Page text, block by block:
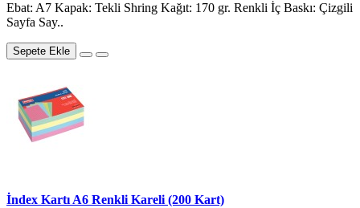
Ebat: A7 Kapak: Tekli Shring Kağıt: 170 gr. Renkli İç Baskı: Çizgili
Sayfa Say..
Sepete Ekle
İndex Kartı A6 Renkli Kareli (200 Kart)